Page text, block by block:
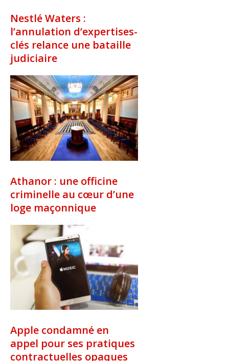
Nestlé Waters :
l’annulation d’expertises-
clés relance une bataille
judiciaire
Athanor : une officine
criminelle au cœur d’une
loge maçonnique
Apple condamné en
appel pour ses pratiques
contractuelles opaques